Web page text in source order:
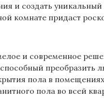
и создать
комнате придаст
и современное
преобразить
пола в
пола во всей